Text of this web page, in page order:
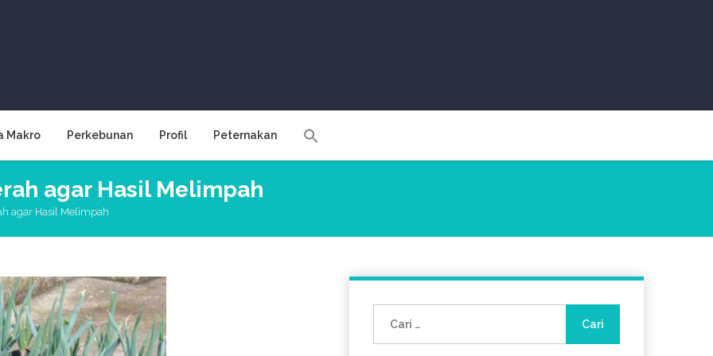
Makro Perkebunan Profil Peternakan
agar Hasil Melimpah
agar Hasil Melimpah
untuk: